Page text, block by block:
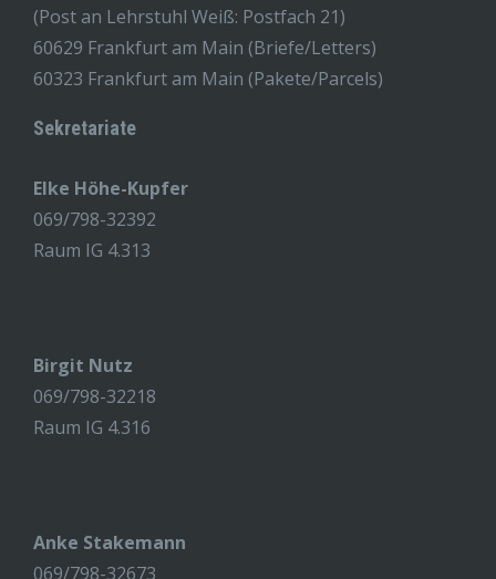
(Post an Lehrstuhl Weiß: Postfach 21)
60629 Frankfurt am Main (Briefe/Letters)
60323 Frankfurt am Main (Pakete/Parcels)
Sekretariate
Elke Höhe-Kupfer
069/798-32392
Raum IG 4.313
Birgit Nutz
069/798-32218
Raum IG 4.316
Anke Stakemann
069/798-32673